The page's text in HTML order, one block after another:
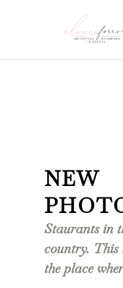
NEW
Staurants in
country. This
the place wher